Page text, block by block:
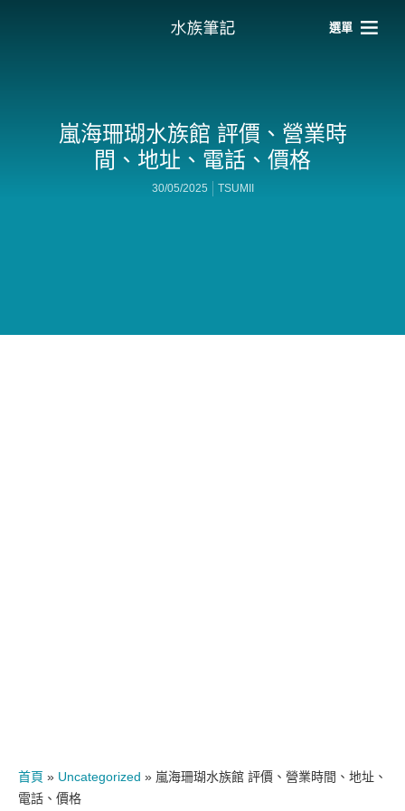
選單
嵐海珊瑚水族館 評價、營業時
間、地址、電話、價格
30/05/2025 TSUMII
首頁 » Uncategorized » 嵐海珊瑚水族館 評價、營業時間、地址、
電話、價格